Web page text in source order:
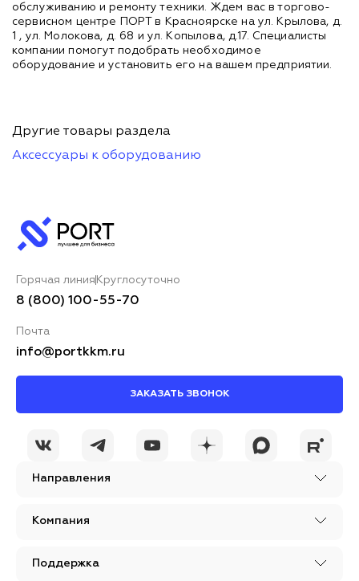
обслуживанию и ремонту техники. Ждем вас в торгово-
сервисном центре ПОРТ в Красноярске на ул. Крылова, д.
1 , ул. Молокова, д. 68 и ул. Копылова, д.17. Специалисты
компании помогут подобрать необходимое
оборудование и установить его на вашем предприятии.
Другие товары раздела
Аксессуары к оборудованию
Направления
Компания
Поддержка
Горячая линия Круглосуточно
8 (800) 100-55-70
Почта
info@portkkm.ru
ЗАКАЗАТЬ ЗВОНОК